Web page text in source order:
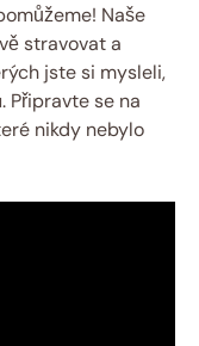
Naše
stravovat a
jste si mysleli,
Připravte se na
nikdy nebylo